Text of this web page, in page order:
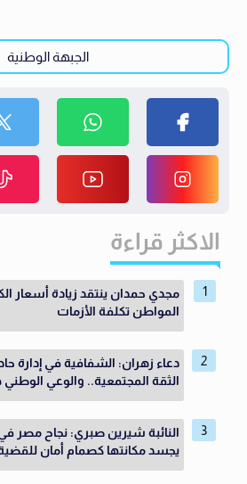
الجبهة الوطنية
الاكثر قراءة
مجدي حمدان ينتقد زيادة أسعار
المواطن تكلفة الأزمات
دعاء زهران: الشفافية في إدارة
الثقة المجتمعية.. والوعي
النائبة شيرين صبري: نجاح مصر
يجسد مكانتها كصمام أمان